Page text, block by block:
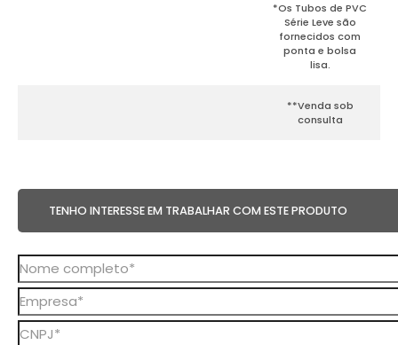
*Os Tubos de PVC
Série Leve são
fornecidos com
ponta e bolsa
lisa.
**Venda sob
consulta
TENHO INTERESSE EM TRABALHAR COM ESTE PRODUTO